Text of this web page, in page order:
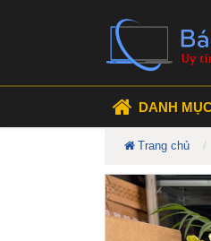
DANH
Trang chủ